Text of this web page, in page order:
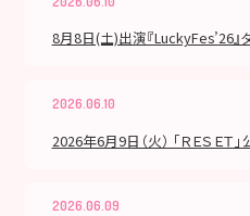
8月8日(土)出演『LuckyFes’26』
2026.06.10
2026年6月9日（火） 「ＲＥＳＥＴ
2026.06.09